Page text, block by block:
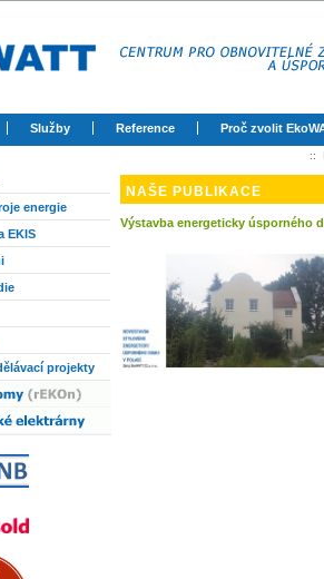
Služby Reference Proč zvolit
::
energie
EKIS
projekty
NAŠE PUBLIKACE
Výstavba energeticky úsporného